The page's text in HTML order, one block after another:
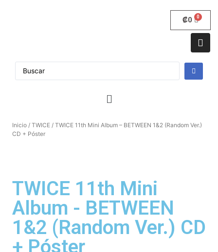
₡0
Inicio / TWICE / TWICE 11th Mini Album – BETWEEN 1&2 (Random Ver.)
CD + Póster
TWICE 11th Mini
Album - BETWEEN
1&2 (Random Ver.) CD
+ Póster